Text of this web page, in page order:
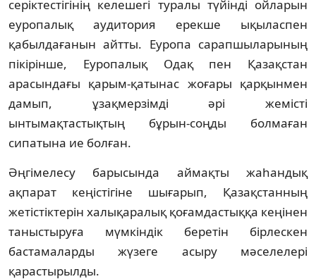
серіктестігінің келешегі туралы түйінді ойларын
еуропалық аудитория ерекше ықыласпен
қабылдағанын айтты. Еуропа сарапшыларының
пікірінше, Еуропалық Одақ пен Қазақстан
арасындағы қарым-қатынас жоғары қарқынмен
дамып, ұзақмерзімді әрі жемісті
ынтымақтастықтың бұрын-соңды болмаған
сипатына ие болған.
Әңгімелесу барысында аймақты жаһандық
ақпарат кеңістігіне шығарып, Қазақстанның
жетістіктерін халықаралық қоғамдастыққа кеңінен
таныстыруға мүмкіндік беретін бірлескен
бастамаларды жүзеге асыру мәселелері
қарастырылды.